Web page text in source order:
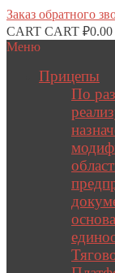
Заказ обратного
CART CART ₽0.00
Меню
Прицепы
По